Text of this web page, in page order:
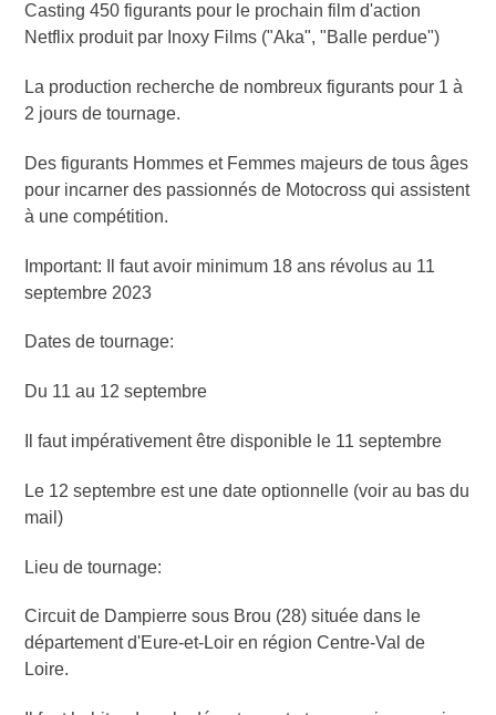
Casting 450 figurants pour le prochain film d'action
Netflix produit par Inoxy Films ("Aka", "Balle perdue")
La production recherche de nombreux figurants pour 1 à
2 jours de tournage.
Des figurants Hommes et Femmes majeurs de tous âges
pour incarner des passionnés de Motocross qui assistent
à une compétition.
Important: Il faut avoir minimum 18 ans révolus au 11
septembre 2023
Dates de tournage:
Du 11 au 12 septembre
Il faut impérativement être disponible le 11 septembre
Le 12 septembre est une date optionnelle (voir au bas du
mail)
Lieu de tournage:
Circuit de Dampierre sous Brou (28) située dans le
département d'Eure-et-Loir en région Centre-Val de
Loire.